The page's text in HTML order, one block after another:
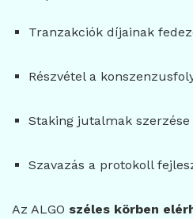
Tranzakciók díjainak
Részvétel a
Staking jutalmak szerzése
Szavazás a protokoll
Az ALGO széles körben